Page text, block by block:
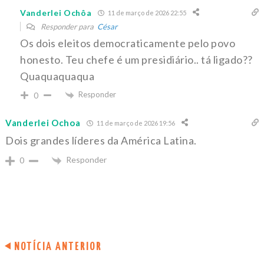
Vanderlei Ochôa 11 de março de 2026 22:55
Responder para César
Os dois eleitos democraticamente pelo povo
honesto. Teu chefe é um presidiário.. tá ligado??
Quaquaquaqua
0 Responder
Vanderlei Ochoa 11 de março de 2026 19:56
Dois grandes líderes da América Latina.
0 Responder
NOTÍCIA ANTERIOR